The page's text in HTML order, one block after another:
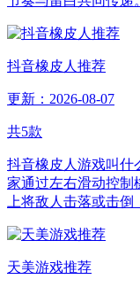
抖音橡皮人推荐
更新：2026-08-07
共5款
抖音橡皮人游戏叫什
家通过左右滑动控制
上将敌人击落或击
天美游戏推荐